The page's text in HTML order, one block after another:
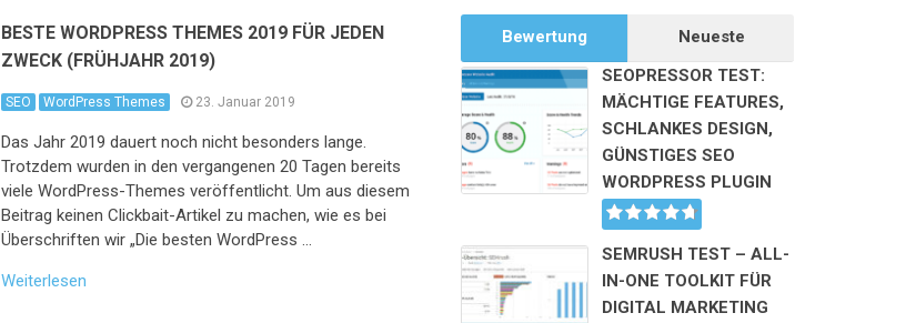
BESTE WORDPRESS THEMES 2019 FÜR JEDEN
ZWECK (FRÜHJAHR 2019)
SEO WordPress Themes 23. Januar 2019
Das Jahr 2019 dauert noch nicht besonders lange.
Trotzdem wurden in den vergangenen 20 Tagen bereits
viele WordPress-Themes veröffentlicht. Um aus diesem
Beitrag keinen Clickbait-Artikel zu machen, wie es bei
Überschriften wir „Die besten WordPress …
Weiterlesen
Bewertung
Neueste
SEOPRESSOR TEST:
MÄCHTIGE FEATURES,
SCHLANKES DESIGN,
GÜNSTIGES SEO
WORDPRESS PLUGIN
SEMRUSH TEST – ALL-
IN-ONE TOOLKIT FÜR
DIGITAL MARKETING